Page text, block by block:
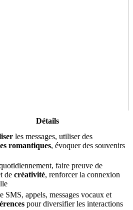
Détails
les messages, utiliser des
romantiques, évoquer des souvenirs
faire preuve de
de créativité, renforcer la connexion
SMS, appels, messages vocaux et
pour diversifier les interactions